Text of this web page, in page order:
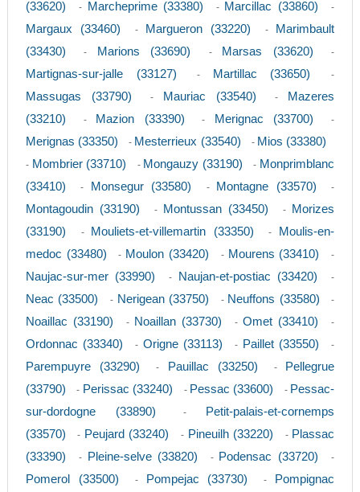
(33620)
- Marcheprime (33380) - Marcillac (33860) -
Margaux (33460) - Margueron (33220) -
Marimbault
(33430)
- Marions (33690) - Marsas (33620) -
Martignas-sur-jalle (33127) - Martillac (33650) -
Massugas (33790) - Mauriac (33540) -
Mazeres
(33210)
- Mazion (33390) - Merignac (33700) -
Merignas (33350) - Mesterrieux (33540) - Mios (33380)
- Mombrier (33710) - Mongauzy (33190) - Monprimblanc
(33410)
- Monsegur (33580) - Montagne (33570) -
Montagoudin (33190) - Montussan (33450) -
Morizes
(33190)
- Mouliets-et-villemartin (33350) -
Moulis-en-
medoc (33480)
- Moulon (33420) - Mourens (33410) -
Naujac-sur-mer (33990) - Naujan-et-postiac (33420) -
Neac (33500) - Nerigean (33750) - Neuffons (33580) -
Noaillac (33190) - Noaillan (33730) -Omet (33410) -
Ordonnac (33340) - Origne (33113) - Paillet (33550) -
Parempuyre (33290) - Pauillac (33250) -
Pellegrue
(33790)
- Perissac (33240) - Pessac (33600) - Pessac-
sur-dordogne (33890)
-
Petit-palais-et-cornemps
(33570)
- Peujard (33240) - Pineuilh (33220) - Plassac
(33390)
- Pleine-selve (33820) - Podensac (33720) -
Pomerol (33500) - Pompejac (33730) - Pompignac